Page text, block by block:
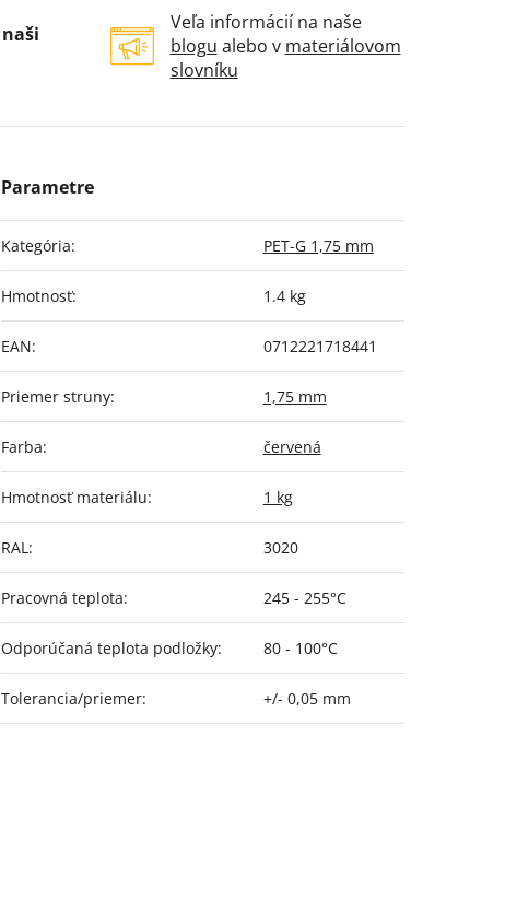
naši
Veľa informácií na naše
blogu alebo v materiálovom
slovníku
Kategória: PET-G 1,75 mm
Hmotnosť: 1.4 kg
EAN: 0712221718441
Priemer struny: 1,75 mm
Farba: červená
Hmotnosť materiálu: 1 kg
RAL: 3020
Pracovná teplota: 245 - 255°C
Odporúčaná teplota podložky: 80 - 100°C
Tolerancia/priemer: +/- 0,05 mm